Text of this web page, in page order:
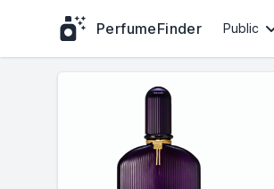
PerfumeFinder Public